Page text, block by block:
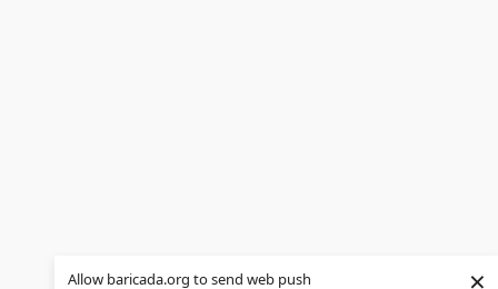
Allow baricada.org to send web push